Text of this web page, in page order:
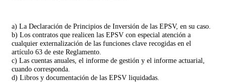
a) La Declaración de Principios de Inversión de las EPSV, en su caso.
b) Los contratos que realicen las EPSV con especial atención a
cualquier externalización de las funciones clave recogidas en el
artículo 63 de este Reglamento.
c) Las cuentas anuales, el informe de gestión y el informe actuarial,
cuando corresponda.
d) Libros y documentación de las EPSV liquidadas.